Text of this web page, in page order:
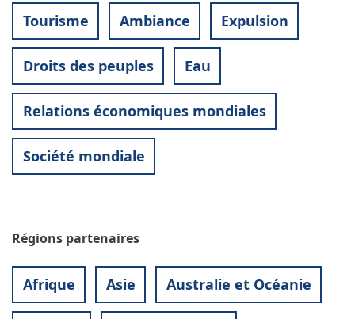
Tourisme Ambiance Expulsion
Droits des peuples Eau
Relations économiques mondiales
Société mondiale
Régions partenaires
Afrique Asie Australie et Océanie